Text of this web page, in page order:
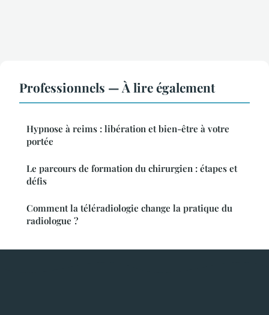
Professionnels — À lire également
Hypnose à reims : libération et bien-être à votre
portée
Le parcours de formation du chirurgien : étapes et
défis
Comment la téléradiologie change la pratique du
radiologue ?